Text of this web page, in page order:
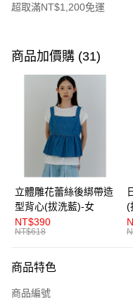
超取滿NT$1,200免運
信用卡一次付款
超商取貨付款
LINE Pay
Apple Pay
街口支付
悠遊付
AFTEE先享後付
相關說明
便利好安心！
２．便利：只要手機號碼，簡
運送方式
商品加價購 (31)
立體雕花蕾絲後綁帶造
型背心(拔洗藍)-女
NT$390
NT$618
(
商品特色
商品編號